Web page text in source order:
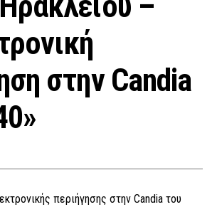
στην Candia
περιήγησης στην Candia του